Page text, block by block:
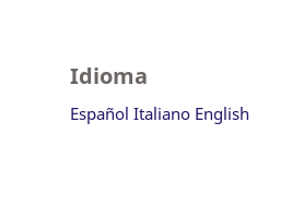
Idioma
Español Italiano English